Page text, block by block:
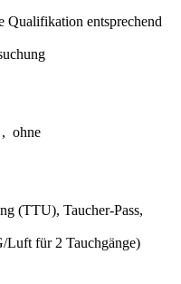
Qualifikation entsprechend
, ohne
(TTU), Taucher-Pass,
Luft für 2 Tauchgänge)